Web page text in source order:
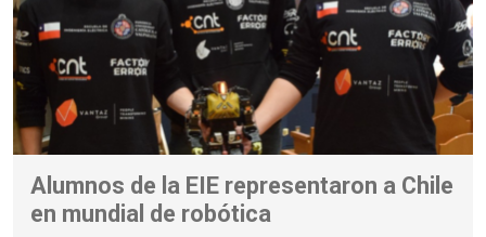
Alumnos de la EIE representaron a Chile
en mundial de robótica